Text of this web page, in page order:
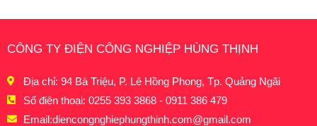
CÔNG TY ĐIỆN CÔNG NGHIỆP HÙNG THỊNH
Địa chỉ: 94 Bà Triệu, P. Lê Hồng Phong, Tp. Quảng Ngãi
Số điện thoại: 0255 393 3868 - 0911 386 479
Email:diencongnghiephungthinh.com@gmail.com